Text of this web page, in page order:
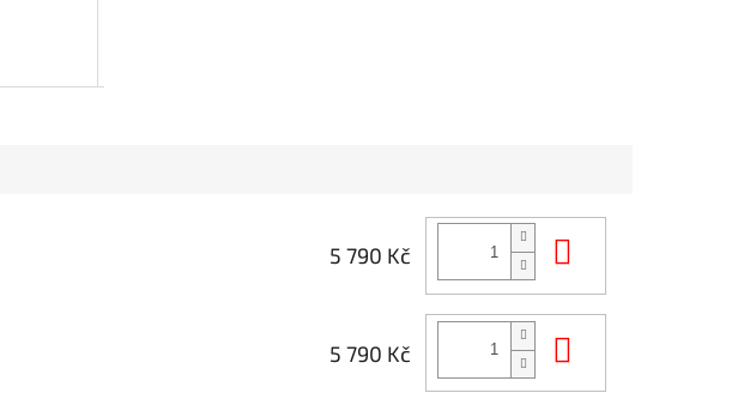
5 790 Kč
5 790 Kč